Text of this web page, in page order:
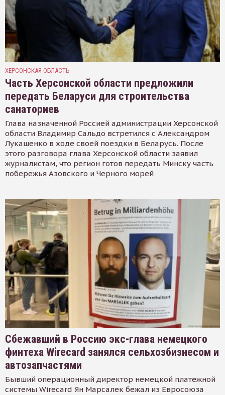
ХЕРСОНСКАЯ ОБЛАСТЬ
Часть Херсонской области предложили
передать Беларуси для строительства
санаториев
Глава назначенной Россией администрации Херсонской
области Владимир Сальдо встретился с Александром
Лукашенко в ходе своей поездки в Беларусь. После
этого разговора глава Херсонской области заявил
журналистам, что регион готов передать Минску часть
побережья Азовского и Черного морей
Сбежавший в Россию экс-глава немецкого
финтеха Wirecard занялся сельхозбизнесом и
автозапчастями
Бывший операционный директор немецкой платёжной
системы Wirecard Ян Марсалек бежал из Евросоюза